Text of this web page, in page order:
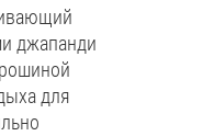
джапанди
для